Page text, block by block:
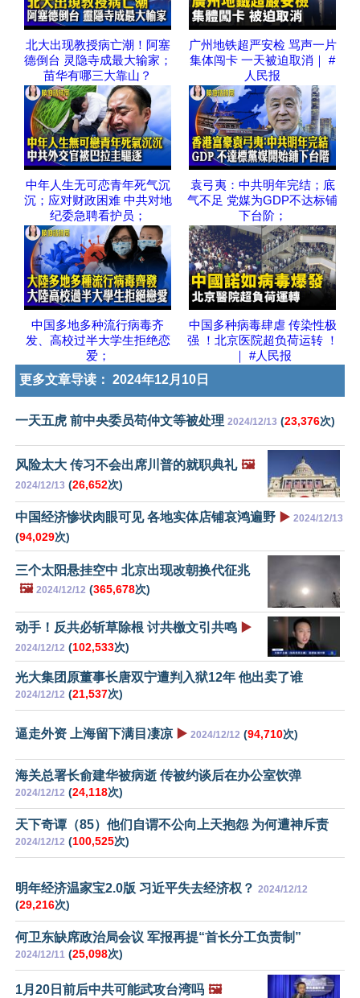
北大出现教授病亡潮！阿塞
德倒台 灵隐寺成最大输家；
苗华有哪三大靠山？
广州地铁超严安检 骂声一片
集体闯卡 一天被迫取消｜ #
人民报
中年人生无可恋青年死气沉
沉；应对财政困难 中共对地
纪委急聘看护员；
袁弓夷：中共明年完结；底
气不足 党媒为GDP不达标铺
下台阶；
中国多地多种流行病毒齐
发、高校过半大学生拒绝恋
爱；
中国多种病毒肆虐 传染性极
强 ！北京医院超负荷运转 ！
｜ #人民报
更多文章导读： 2024年12月10日
一天五虎 前中央委员苟仲文等被处理 2024/12/13 (23,376次)
风险太大 传习不会出席川普的就职典礼 🖼️
2024/12/13 (26,652次)
中国经济惨状肉眼可见 各地实体店铺哀鸿遍野 ▶️ 2024/12/13
(94,029次)
三个太阳悬挂空中 北京出现改朝换代征兆
🖼️ 2024/12/12 (365,678次)
动手！反共必斩草除根 讨共檄文引共鸣 ▶️
2024/12/12 (102,533次)
光大集团原董事长唐双宁遭判入狱12年 他出卖了谁
2024/12/12 (21,537次)
逼走外资 上海留下满目凄凉 ▶️ 2024/12/12 (94,710次)
海关总署长俞建华被病逝 传被约谈后在办公室饮弹
2024/12/12 (24,118次)
天下奇谭（85）他们自谓不公向上天抱怨 为何遭神斥责
2024/12/12 (100,525次)
明年经济温家宝2.0版 习近平失去经济权？ 2024/12/12
(29,216次)
何卫东缺席政治局会议 军报再提“首长分工负责制”
2024/12/11 (25,098次)
1月20日前后中共可能武攻台湾吗 🖼️